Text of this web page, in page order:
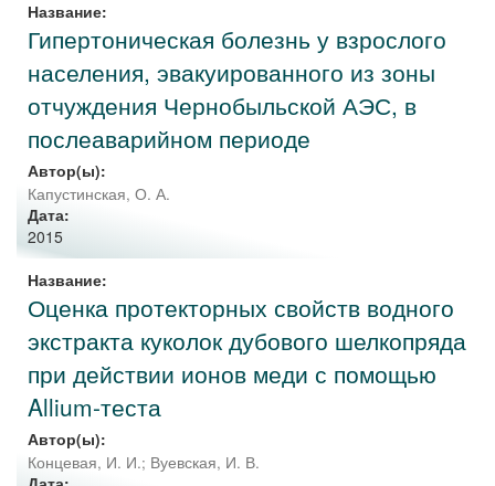
Название:
Гипертоническая болезнь у взрослого
населения, эвакуированного из зоны
отчуждения Чернобыльской АЭС, в
послеаварийном периоде
Автор(ы):
Капустинская, О. А.
Дата:
2015
Название:
Оценка протекторных свойств водного
экстракта куколок дубового шелкопряда
при действии ионов меди с помощью
Allium-теста
Автор(ы):
Концевая, И. И.; Вуевская, И. В.